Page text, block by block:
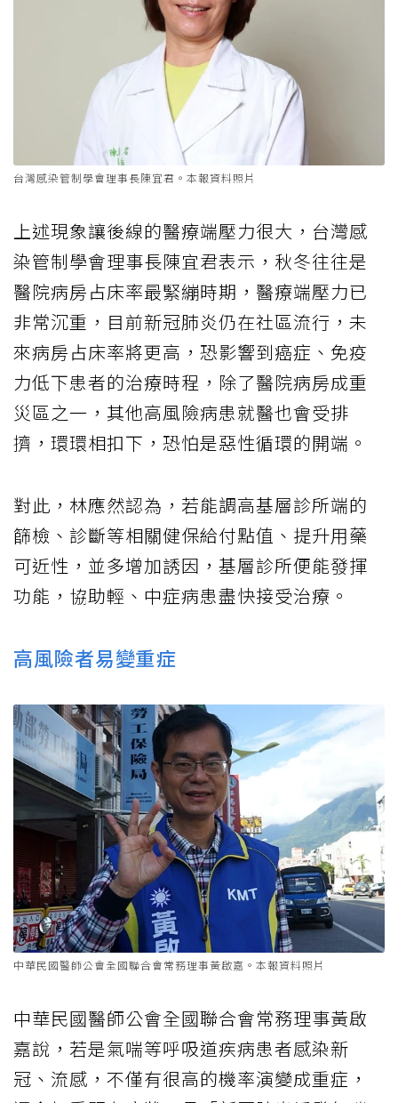
台灣感染管制學會理事長陳宜君。本報資料照片
上述現象讓後線的醫療端壓力很大，台灣感
染管制學會理事長陳宜君表示，秋冬往往是
醫院病房占床率最緊繃時期，醫療端壓力已
非常沉重，目前新冠肺炎仍在社區流行，未
來病房占床率將更高，恐影響到癌症、免疫
力低下患者的治療時程，除了醫院病房成重
災區之一，其他高風險病患就醫也會受排
擠，環環相扣下，恐怕是惡性循環的開端。
對此，林應然認為，若能調高基層診所端的
篩檢、診斷等相關健保給付點值、提升用藥
可近性，並多增加誘因，基層診所便能發揮
功能，協助輕、中症病患盡快接受治療。
高風險者易變重症
中華民國醫師公會全國聯合會常務理事黃啟嘉。本報資料照片
中華民國醫師公會全國聯合會常務理事黃啟
嘉說，若是氣喘等呼吸道疾病患者感染新
冠、流感，不僅有很高的機率演變成重症，